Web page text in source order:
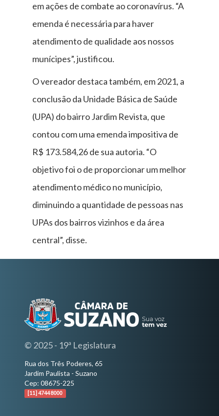
em ações de combate ao coronavírus. “A
emenda é necessária para haver
atendimento de qualidade aos nossos
munícipes”, justificou.
O vereador destaca também, em 2021, a
conclusão da Unidade Básica de Saúde
(UPA) do bairro Jardim Revista, que
contou com uma emenda impositiva de
R$ 173.584,26 de sua autoria. “O
objetivo foi o de proporcionar um melhor
atendimento médico no município,
diminuindo a quantidade de pessoas nas
UPAs dos bairros vizinhos e da área
central”, disse.
© 2025 - 19ª Legislatura
Rua dos Três Poderes, 65
Jardim Paulista - Suzano
Cep: 08675-225
[11] 4744 8000